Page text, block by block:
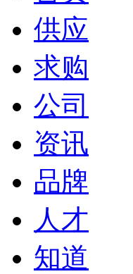
供应
求购
公司
资讯
品牌
人才
知道